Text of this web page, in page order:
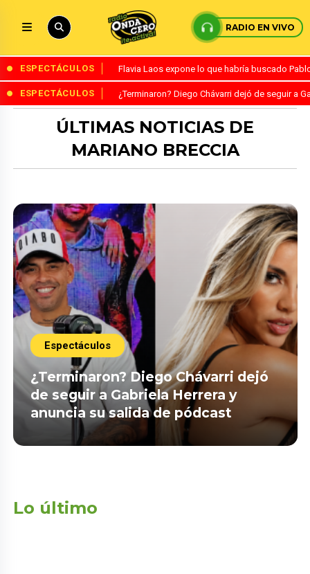
RADIO EN VIVO
ESPECTÁCULOS Flavia Laos expone lo que habría buscado
ESPECTÁCULOS ¿Terminaron? Diego Chávarri dejó de seguir a
ÚLTIMAS NOTICIAS DE
MARIANO BRECCIA
Espectáculos
¿Terminaron? Diego Chávarri dejó
de seguir a Gabriela Herrera y
anuncia su salida de pódcast
Lo último